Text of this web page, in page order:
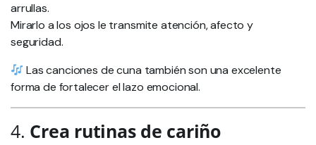
arrullas.
Mirarlo a los ojos le transmite atención, afecto y
seguridad.
Las canciones de cuna también son una excelente
forma de fortalecer el lazo emocional.
4. Crea rutinas de cariño